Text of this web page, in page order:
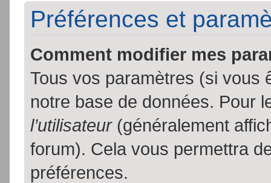
Préférences et
Comment modifier mes
Tous vos paramètres (si vous
notre base de données. Pour
l’utilisateur(généralement
forum). Cela vous permettra
préférences.